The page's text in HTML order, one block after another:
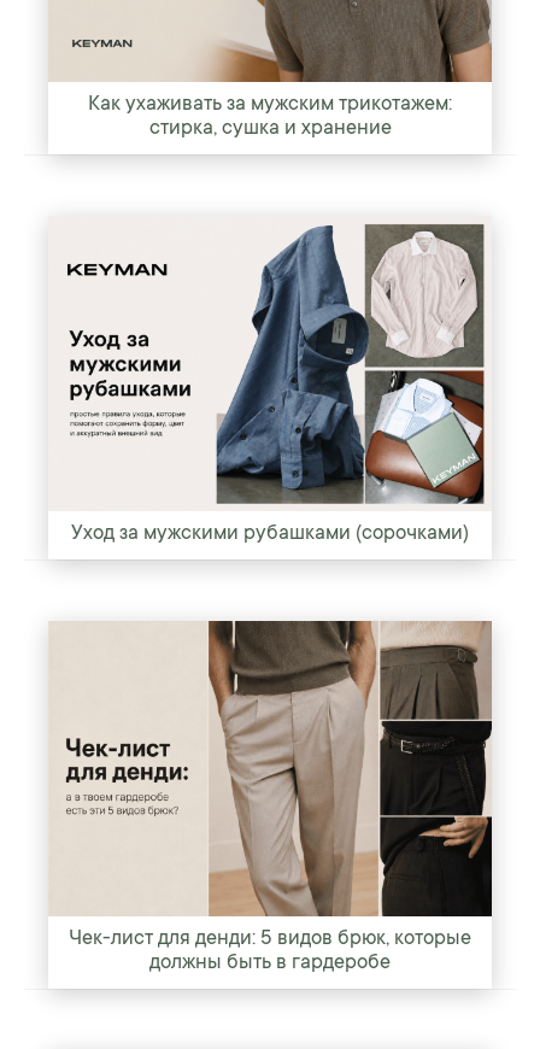
Как ухаживать за мужским трикотажем:
стирка, сушка и хранение
Уход за мужскими рубашками (сорочками)
Чек-лист для денди: 5 видов брюк, которые
должны быть в гардеробе